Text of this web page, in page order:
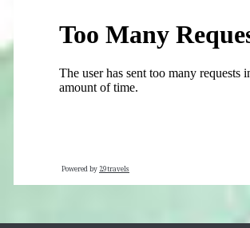
Powered by 29travels